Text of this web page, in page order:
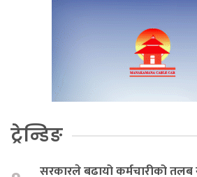
ट्रेन्डिङ
सरकारले बढायो कर्मचारीको